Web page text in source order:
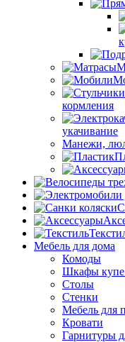
кормления
укачивание
Манежи,
Мебель для дома
Комоды
Шкафы купе
Столы
Стенки
Мебель для
Кровати
Гарнитуры